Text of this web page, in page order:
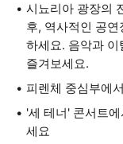
시뇨리아 광장의
후, 역사적인 공
하세요. 음악과
즐겨보세요.
피렌체 중심부에
'세 테너' 콘서트
세요